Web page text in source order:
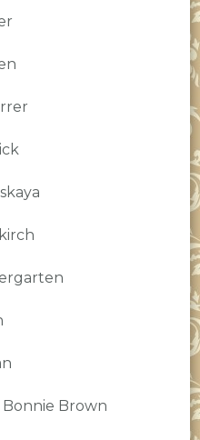
Brown